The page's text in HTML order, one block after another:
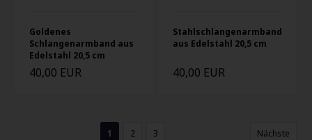
Goldenes
Schlangenarmband aus
Edelstahl 20,5 cm
40,00 EUR
Stahlschlangenarmband
aus Edelstahl 20,5 cm
40,00 EUR
1 2 3 Nächste